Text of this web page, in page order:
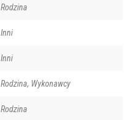
Rodzina
Inni
Inni
Rodzina, Wykonawcy
Rodzina